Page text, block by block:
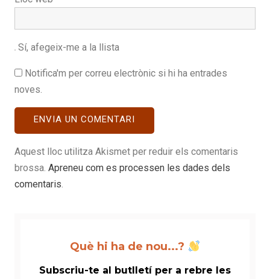
Sí, afegeix-me a la llista
Notifica'm per correu electrònic si hi ha entrades
noves.
Aquest lloc utilitza Akismet per reduir els comentaris
brossa. Apreneu com es processen les dades dels
comentaris.
Què hi ha de nou...?
Subscriu-te al butlletí per a rebre les